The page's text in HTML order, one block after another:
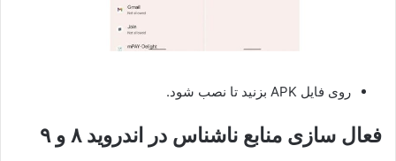
روی فایل APK بزنید تا نصب شود.
فعال سازی منابع ناشناس در اندروید ۸ و ۹